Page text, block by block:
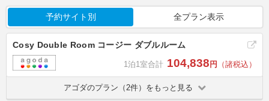
予約サイト別 全プラン表示
Cosy Double Room コージー ダブルルーム
1泊1室合計 104,838円 （諸税込）
アゴダのプラン（2件）をもっと見る